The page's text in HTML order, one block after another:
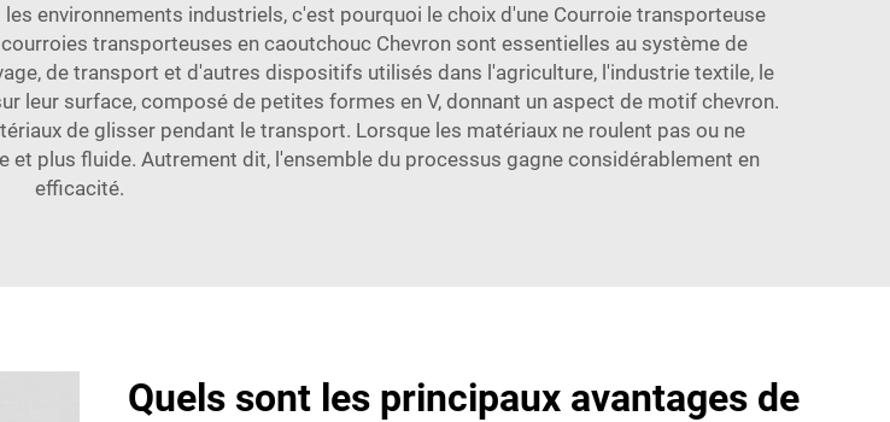
environnements industriels, c'est pourquoi le choix d'une Courroie transporteuse
transporteuses en caoutchouc Chevron sont essentielles au système de
de transport et d'autres dispositifs utilisés dans l'agriculture, l'industrie textile, le
leur surface, composé de petites formes en V, donnant un aspect de motif chevron.
de glisser pendant le transport. Lorsque les matériaux ne roulent pas ou ne
plus fluide. Autrement dit, l'ensemble du processus gagne considérablement en
efficacité.
Quels sont les principaux avantages de